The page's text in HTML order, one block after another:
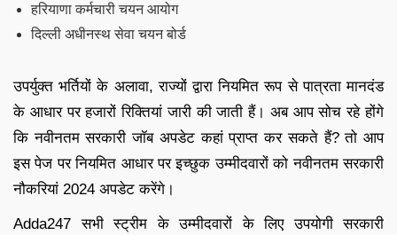
हरियाणा कर्मचारी चयन आयोग
दिल्ली अधीनस्थ सेवा चयन बोर्ड
उपर्युक्त भर्तियों के अलावा, राज्यों द्वारा नियमित रूप से पात्रता मानदंड
के आधार पर हजारों रिक्तियां जारी की जाती हैं। अब आप सोच रहे होंगे
कि नवीनतम सरकारी जॉब अपडेट कहां प्राप्त कर सकते हैं? तो आप
इस पेज पर नियमित आधार पर इच्छुक उम्मीदवारों को नवीनतम सरकारी
नौकरियां 2024 अपडेट करेंगे।
Adda247 सभी स्ट्रीम के उम्मीदवारों के लिए उपयोगी सरकारी